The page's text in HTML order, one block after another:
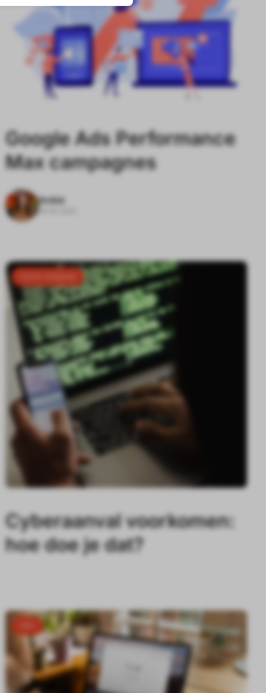
Google Ads Performance
Max campagnes
Ankie
18-06-2025
Cyberaanval voorkomen:
hoe doe je dat?